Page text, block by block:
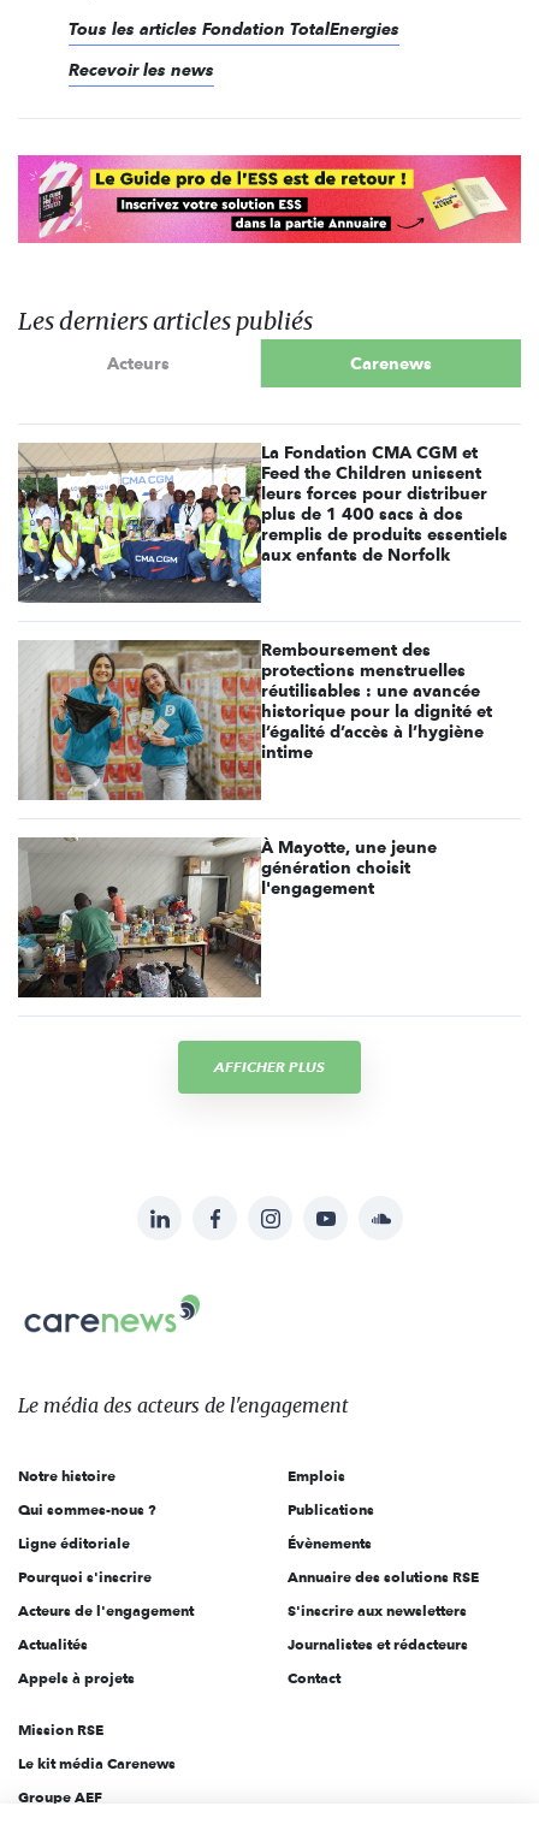
Tous les articles Fondation TotalEnergies
Recevoir les news
Les derniers articles publiés
Acteurs Carenews
La Fondation CMA CGM et
Feed the Children unissent
leurs forces pour distribuer
plus de 1 400 sacs à dos
remplis de produits essentiels
aux enfants de Norfolk
Remboursement des
protections menstruelles
réutilisables : une avancée
historique pour la dignité et
l’égalité d’accès à l’hygiène
intime
À Mayotte, une jeune
génération choisit
l'engagement
AFFICHER PLUS
sur:
LinkedInFacebookInstagramYouTubeSoundcloud
Le
des
l'engagement
Le média des acteurs de l'engagement
Notre histoire
Qui sommes-nous ?
Ligne éditoriale
Pourquoi s'inscrire
Acteurs de l'engagement
Actualités
Appels à projets
Emplois
Publications
Évènements
Annuaire des solutions RSE
S'inscrire aux newsletters
Journalistes et rédacteurs
Contact
Mission RSE
Le kit média Carenews
Groupe AEF